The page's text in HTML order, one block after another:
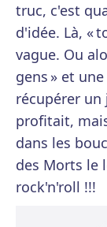
truc, c'est
d'idée. Là, «
vague. Ou
gens » et
récupérer un
profitait,
dans les
des Morts le
rock'n'roll !!!